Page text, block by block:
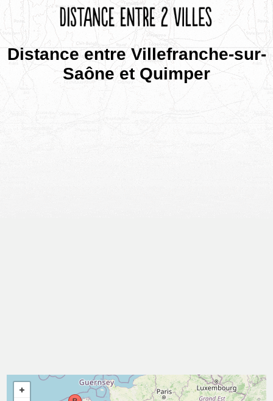
Distance entre Villefranche-sur-
Saône et Quimper